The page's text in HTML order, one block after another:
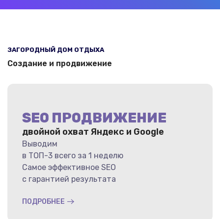
ЗАГОРОДНЫЙ ДОМ ОТДЫХА
Создание и продвижение
SEO ПРОДВИЖЕНИЕ
двойной охват Яндекс и Google
Выводим
в ТОП-3 всего за 1 неделю
Самое эффективное SEO
с гарантией результата
ПОДРОБНЕЕ